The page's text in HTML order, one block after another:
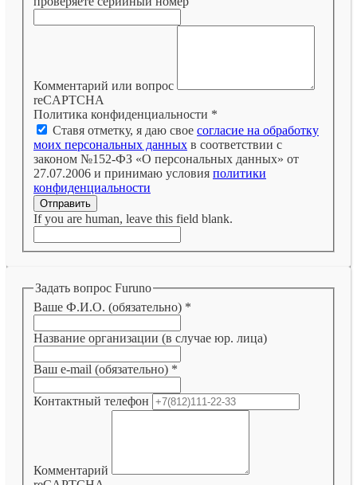
Комментарий или вопрос
reCAPTCHA
Политика конфиденциальности *
Ставя отметку, я даю свое согласие на обработку
моих персональных данных в соответствии с
законом №152-ФЗ «О персональных данных» от
27.07.2006 и принимаю условия политики
конфиденциальности
Отправить
If you are human, leave this field blank.
Задать вопрос Furuno
Ваше Ф.И.О. (обязательно) *
Название организации (в случае юр. лица)
Ваш e-mail (обязательно) *
Контактный телефон
Комментарий